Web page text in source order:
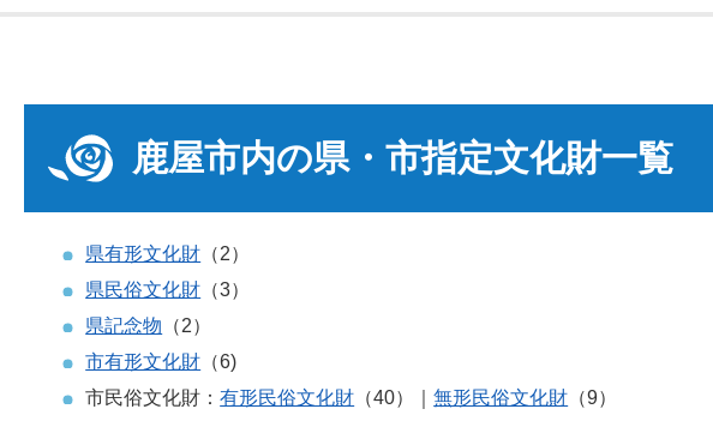
鹿屋市内の県・市指定文化財一覧
県有形文化財 （2）
県民俗文化財 （3）
県記念物 （2）
市有形文化財 （6)
市民俗文化財：有形民俗文化財 （40）｜無形民俗文化財 （9）